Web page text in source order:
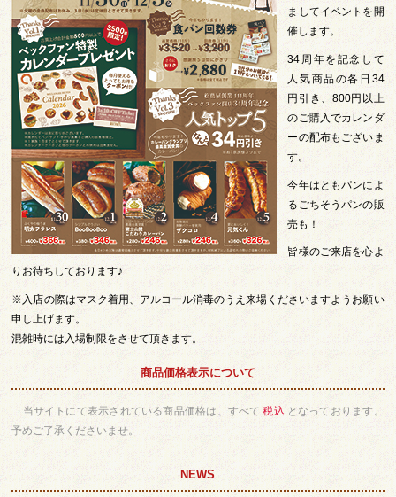
ましてイベントを開
催します。
34周年を記念して
人気商品の各日34
円引き、800円以上
のご購入でカレンダ
ーの配布もございま
す。
今年はともパンによ
るごちそうパンの販
売も！
皆様のご来店を心よ
りお待ちしております♪
※入店の際はマスク着用、アルコール消毒のうえ来場くださいますようお願い
申し上げます。
混雑時には入場制限をさせて頂きます。
商品価格表示について
当サイトにて表示されている商品価格は、すべて 税込 となっております。
予めご了承くださいませ。
NEWS